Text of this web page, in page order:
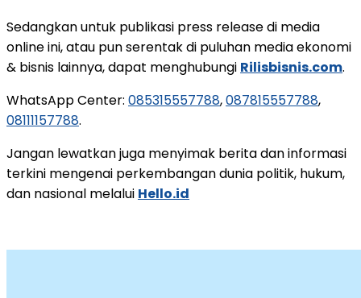
Sedangkan untuk publikasi press release di media
online ini, atau pun serentak di puluhan media ekonomi
& bisnis lainnya, dapat menghubungi Rilisbisnis.com.
WhatsApp Center: 085315557788,087815557788,
08111157788.
Jangan lewatkan juga menyimak berita dan informasi
terkini mengenai perkembangan dunia politik, hukum,
dan nasional melalui Hello.id